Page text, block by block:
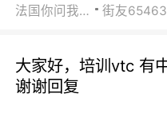
法国你问我答
大家好，培训vtc 有
谢谢回复